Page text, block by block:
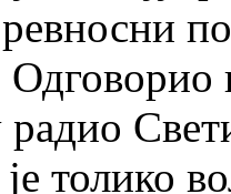
ревносни
радио
толико